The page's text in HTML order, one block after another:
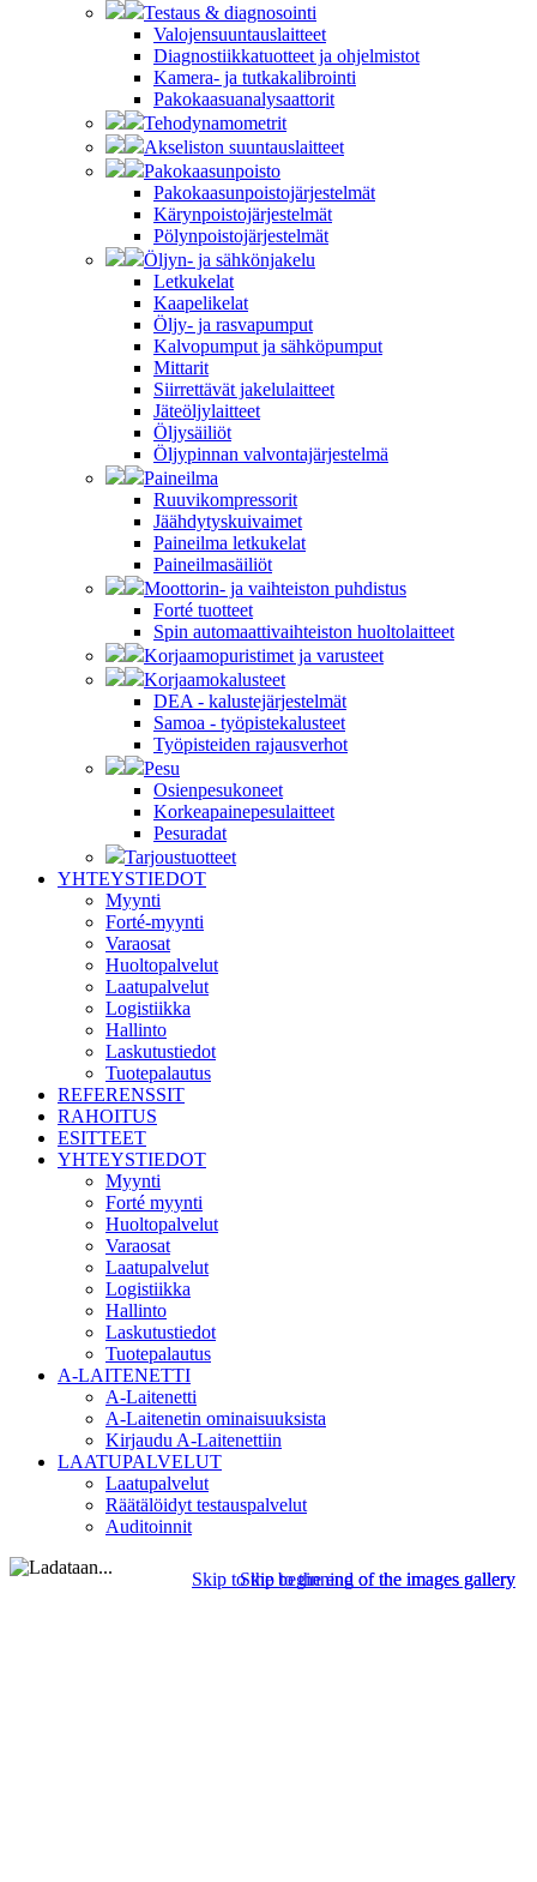
Testaus & diagnosointi
Valojensuuntauslaitteet
Diagnostiikkatuotteet ja ohjelmistot
Kamera- ja tutkakalibrointi
Pakokaasuanalysaattorit
Tehodynamometrit
Akseliston suuntauslaitteet
Pakokaasunpoisto
Pakokaasunpoistojärjestelmät
Kärynpoistojärjestelmät
Pölynpoistojärjestelmät
Öljyn- ja sähkönjakelu
Letkukelat
Kaapelikelat
Öljy- ja rasvapumput
Kalvopumput ja sähköpumput
Mittarit
Siirrettävät jakelulaitteet
Jäteöljylaitteet
Öljysäiliöt
Öljypinnan valvontajärjestelmä
Paineilma
Ruuvikompressorit
Jäähdytyskuivaimet
Paineilma letkukelat
Paineilmasäiliöt
Moottorin- ja vaihteiston puhdistus
Forté tuotteet
Spin automaattivaihteiston huoltolaitteet
Korjaamopuristimet ja varusteet
Korjaamokalusteet
DEA - kalustejärjestelmät
Samoa - työpistekalusteet
Työpisteiden rajausverhot
Pesu
Osienpesukoneet
Korkeapainepesulaitteet
Pesuradat
Tarjoustuotteet
YHTEYSTIEDOT
Myynti
Forté-myynti
Varaosat
Huoltopalvelut
Laatupalvelut
Logistiikka
Hallinto
Laskutustiedot
Tuotepalautus
REFERENSSIT
RAHOITUS
ESITTEET
YHTEYSTIEDOT
Myynti
Forté myynti
Huoltopalvelut
Varaosat
Laatupalvelut
Logistiikka
Hallinto
Laskutustiedot
Tuotepalautus
A-LAITENETTI
A-Laitenetti
A-Laitenetin ominaisuuksista
Kirjaudu A-Laitenettiin
LAATUPALVELUT
Laatupalvelut
Räätälöidyt testauspalvelut
Auditoinnit
Skip to the end of the images gallery
Skip to the beginning of the images gallery